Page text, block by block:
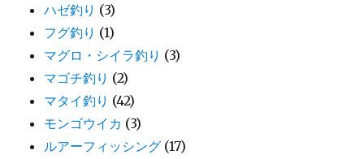
ハゼ釣り (3)
フグ釣り (1)
マグロ・シイラ釣り (3)
マゴチ釣り (2)
マタイ釣り (42)
モンゴウイカ (3)
ルアーフィッシング (17)